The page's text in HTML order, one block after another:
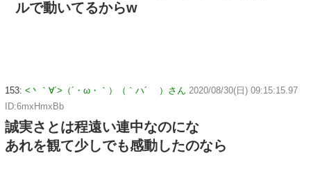
ルで動いてるからw
153: <丶｀∀´>（´・ω・｀）（｀ハ´ ）さん 2020/08/30(日) 09:15:15.97
ID:6mxHmxBb
誠実さとは程遠い連中なのにな
あれを観て少しでも感動したのなら